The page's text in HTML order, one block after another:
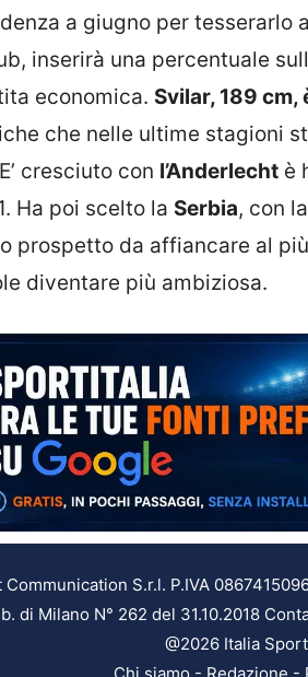
a giugno per tesserarlo
inserirà una percentuale
economica. Svilar, 189
che nelle ultime stagioni
cresciuto con l’Anderlecht è
Ha poi scelto la Serbia, con
prospetto da affiancare al
diventare più ambiziosa.
Communication S.r.l. P.IVA
di Milano N° 262 del 31.10.2018
@2026 Italia